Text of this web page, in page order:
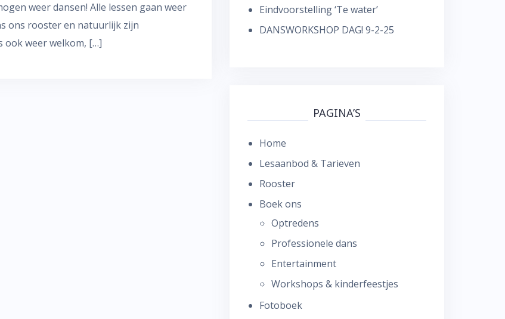
weer dansen! Alle lessen gaan weer
ons rooster en natuurlijk zijn
ook weer welkom, […]
Eindvoorstelling ‘Te water’
DANSWORKSHOP DAG! 9-2-25
PAGINA’S
Home
Lesaanbod & Tarieven
Rooster
Boek ons
Optredens
Professionele dans
Entertainment
Workshops & kinderfeestjes
Fotoboek